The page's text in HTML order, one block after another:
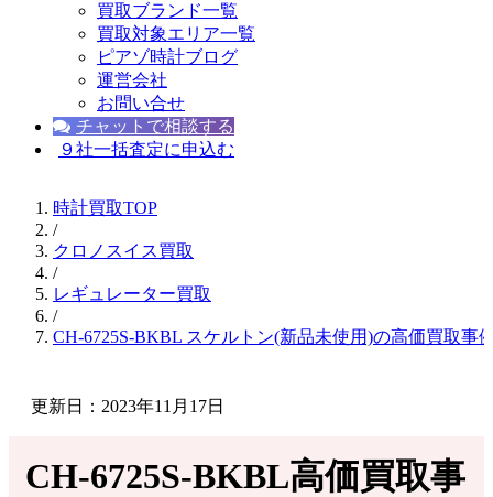
買取ブランド一覧
買取対象エリア一覧
ピアゾ時計ブログ
運営会社
お問い合せ
チャットで相談する
９社一括査定に申込む
時計買取TOP
/
クロノスイス買取
/
レギュレーター買取
/
CH-6725S-BKBL スケルトン(新品未使用)の高価買取事
更新日：2023年11月17日
CH-6725S-BKBL高価買取事